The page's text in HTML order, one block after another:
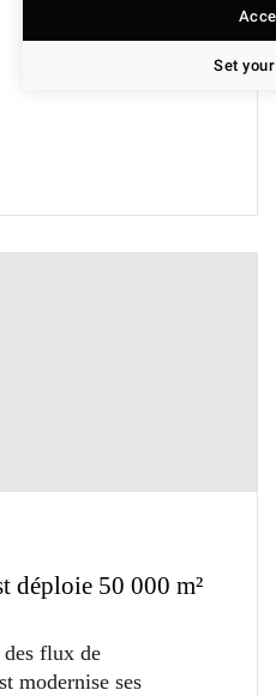
déploie 50 000 m²
flux de
modernise ses
Set